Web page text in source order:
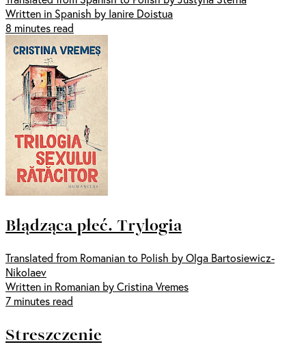
Written in Spanish by Ianire Doistua
8 minutes read
Błądząca płeć. Trylogia
Translated from Romanian to Polish by Olga Bartosiewicz-
Nikolaev
Written in Romanian by Cristina Vremes
7 minutes read
Streszczenie